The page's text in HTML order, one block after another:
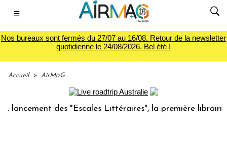
☰
Nos bureaux sont fermés du 27/07 au 16/08. Retour de la newsletter
quotidienne le 24/08/2026. Bel été !
Accueil > AirMaG
des "Escales Littéraires", la première librairie du